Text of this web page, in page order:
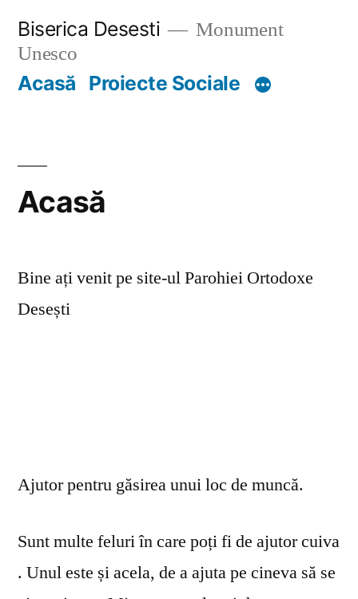
content
Biserica Desesti
Monument
Unesco
Acasă Proiecte Sociale
Acasă
Bine ați venit pe site-ul Parohiei Ortodoxe
Desești
Ajutor pentru găsirea unui loc de muncă.
Sunt multe feluri în care poți fi de ajutor cuiva
. Unul este și acela, de a ajuta pe cineva să se